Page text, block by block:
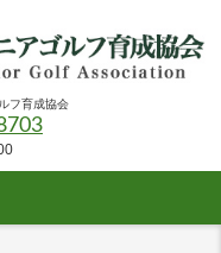
フ育成協会